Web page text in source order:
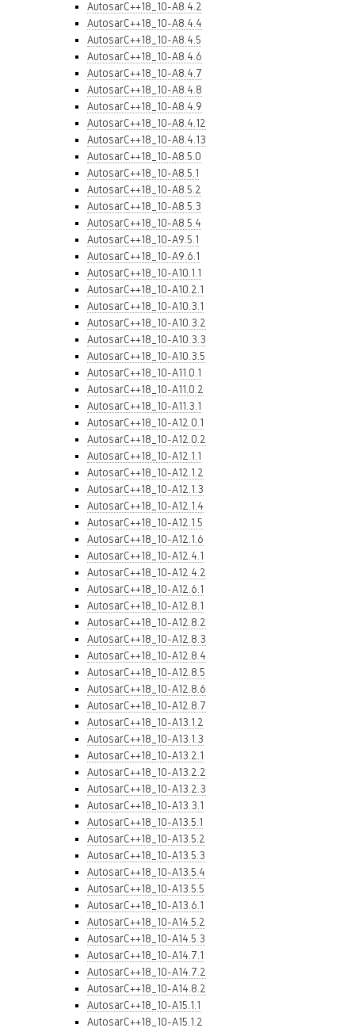
AutosarC++18_10-A8.4.2
AutosarC++18_10-A8.4.4
AutosarC++18_10-A8.4.5
AutosarC++18_10-A8.4.6
AutosarC++18_10-A8.4.7
AutosarC++18_10-A8.4.8
AutosarC++18_10-A8.4.9
AutosarC++18_10-A8.4.12
AutosarC++18_10-A8.4.13
AutosarC++18_10-A8.5.0
AutosarC++18_10-A8.5.1
AutosarC++18_10-A8.5.2
AutosarC++18_10-A8.5.3
AutosarC++18_10-A8.5.4
AutosarC++18_10-A9.5.1
AutosarC++18_10-A9.6.1
AutosarC++18_10-A10.1.1
AutosarC++18_10-A10.2.1
AutosarC++18_10-A10.3.1
AutosarC++18_10-A10.3.2
AutosarC++18_10-A10.3.3
AutosarC++18_10-A10.3.5
AutosarC++18_10-A11.0.1
AutosarC++18_10-A11.0.2
AutosarC++18_10-A11.3.1
AutosarC++18_10-A12.0.1
AutosarC++18_10-A12.0.2
AutosarC++18_10-A12.1.1
AutosarC++18_10-A12.1.2
AutosarC++18_10-A12.1.3
AutosarC++18_10-A12.1.4
AutosarC++18_10-A12.1.5
AutosarC++18_10-A12.1.6
AutosarC++18_10-A12.4.1
AutosarC++18_10-A12.4.2
AutosarC++18_10-A12.6.1
AutosarC++18_10-A12.8.1
AutosarC++18_10-A12.8.2
AutosarC++18_10-A12.8.3
AutosarC++18_10-A12.8.4
AutosarC++18_10-A12.8.5
AutosarC++18_10-A12.8.6
AutosarC++18_10-A12.8.7
AutosarC++18_10-A13.1.2
AutosarC++18_10-A13.1.3
AutosarC++18_10-A13.2.1
AutosarC++18_10-A13.2.2
AutosarC++18_10-A13.2.3
AutosarC++18_10-A13.3.1
AutosarC++18_10-A13.5.1
AutosarC++18_10-A13.5.2
AutosarC++18_10-A13.5.3
AutosarC++18_10-A13.5.4
AutosarC++18_10-A13.5.5
AutosarC++18_10-A13.6.1
AutosarC++18_10-A14.5.2
AutosarC++18_10-A14.5.3
AutosarC++18_10-A14.7.1
AutosarC++18_10-A14.7.2
AutosarC++18_10-A14.8.2
AutosarC++18_10-A15.1.1
AutosarC++18_10-A15.1.2